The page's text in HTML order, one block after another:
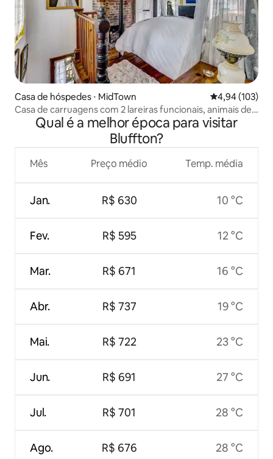
Casa de hóspedes ⋅ MidTown 4,94 de uma
4,94 (103)
Casa de carruagens com 2 lareiras funcionais, animais de
estimação são bem-vindos!
Qual é a melhor época para visitar
Bluffton?
Mês
Jan.
Fev.
Mar.
Abr.
Mai.
Jun.
Jul.
Ago.
Preço médio
R$ 630
R$ 595
R$ 671
R$ 737
R$ 722
R$ 691
R$ 701
R$ 676
Temp. média
10 °C
12 °C
16 °C
19 °C
23 °C
27 °C
28 °C
28 °C